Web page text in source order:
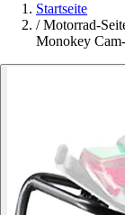
Startseite
/ Motorrad-
Monokey